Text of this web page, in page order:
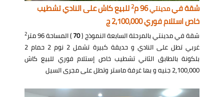
شقة فيمدينتي96 م 2للبيع كاش على النادي تشطيب
خاص استلام فوري 2,100,000 ج
شقة في مدينتي بالمرحلة السابعة النموذج (70) المساحة 96 متر 2
غربي تطل على النادي و حديقة كبيرة تشمل 2 نوم 2 حمام 2
بلكونة بالطابق الثاني تشطيب خاص إستلام فوري للبيع كاش
2,100,000 جنيه و بها غرفة ماستر وتطل على مجرى السيل